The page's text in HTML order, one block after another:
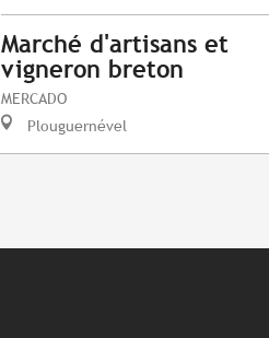
Marché d'artisans et
vigneron breton
MERCADO
Plouguernével